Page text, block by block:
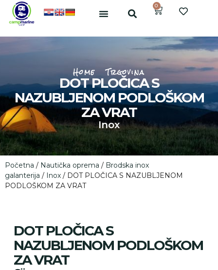
0
Home Trgovina
DOT PLOČICA S
NAZUBLJENOM PODLOŠKOM
ZA VRAT
Inox
Početna / Nautička oprema / Brodska inox
galanterija / Inox / DOT PLOČICA S NAZUBLJENOM
PODLOŠKOM ZA VRAT
DOT PLOČICA S
NAZUBLJENOM PODLOŠKOM
ZA VRAT